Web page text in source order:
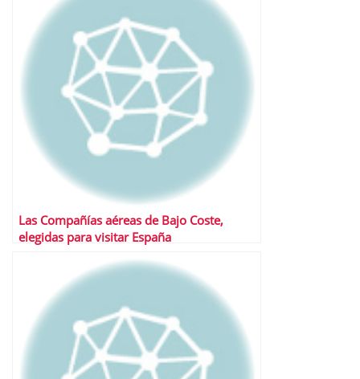
Las Compañías aéreas de Bajo Coste,
elegidas para visitar España